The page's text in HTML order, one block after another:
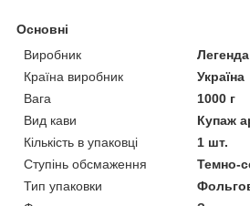
Основні
Виробник
Країна виробник
Україна
Вага
1000 г
Вид кави
Купаж
Кількість в упаковці
1 шт.
Ступінь обсмаження
Темно-
Тип упаковки